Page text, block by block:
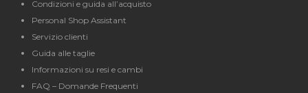
Condizioni e guida all’acquisto
Personal Shop Assistant
Servizio clienti
Guida alle taglie
Informazioni su resi e cambi
FAQ – Domande Frequenti